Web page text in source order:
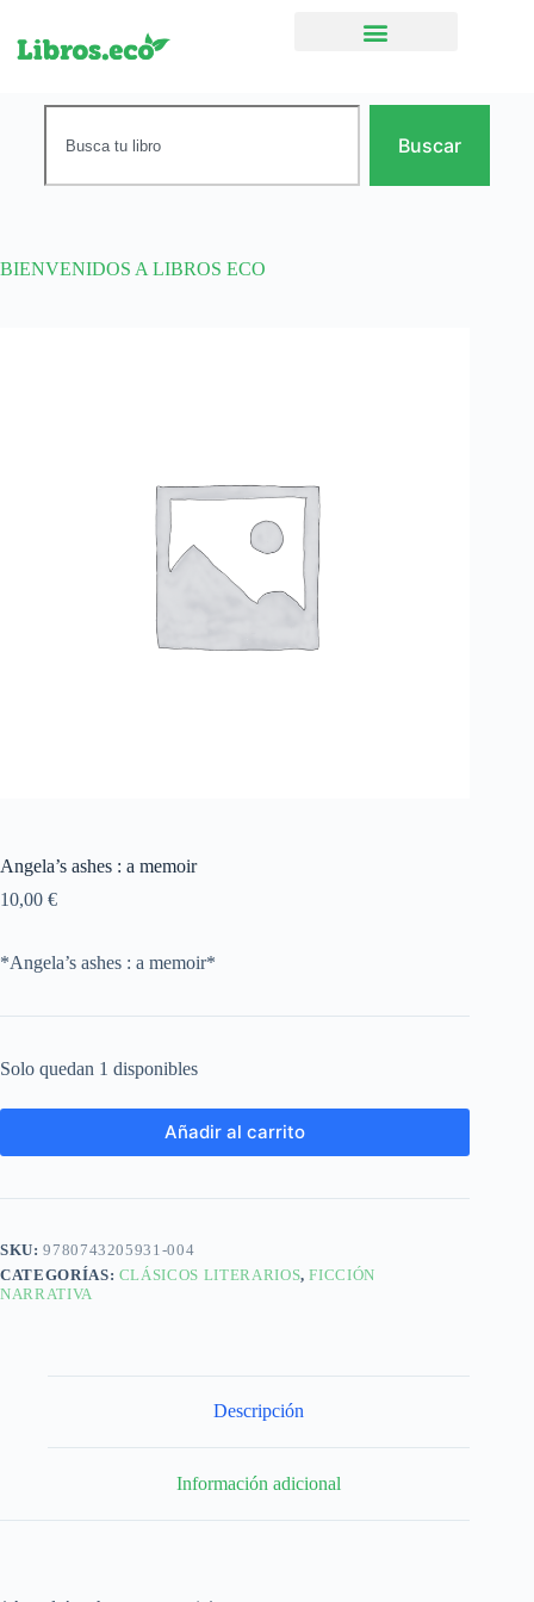
Buscar
BIENVENIDOS A LIBROS ECO
Angela’s ashes : a memoir
10,00 €
*Angela’s ashes : a memoir*
Solo quedan 1 disponibles
Añadir al carrito
SKU:9780743205931-004
CATEGORÍAS: CLÁSICOS LITERARIOS,FICCIÓN
NARRATIVA
Descripción
Información adicional